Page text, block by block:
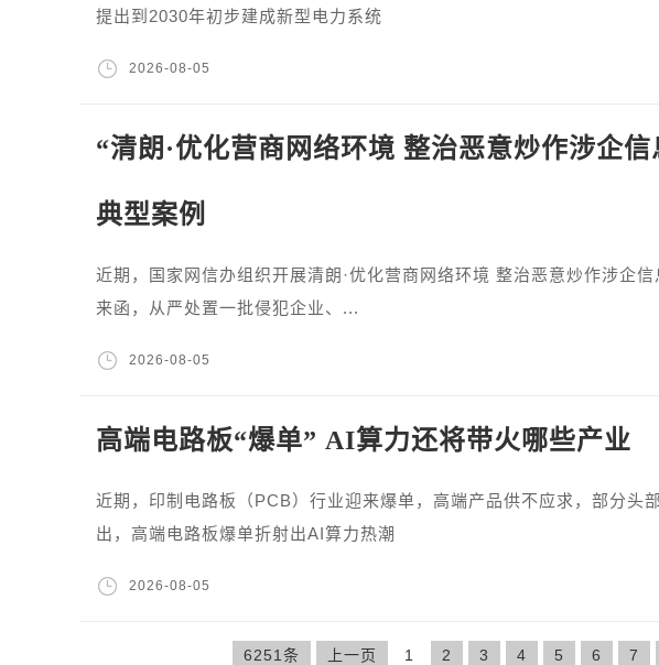
提出到2030年初步建成新型电力系统
2026-08-05
“清朗·优化营商网络环境 整治恶意炒作涉企
典型案例
近期，国家网信办组织开展清朗·优化营商网络环境 整治恶意炒作涉企
来函，从严处置一批侵犯企业、...
2026-08-05
高端电路板“爆单” AI算力还将带火哪些产业
近期，印制电路板（PCB）行业迎来爆单，高端产品供不应求，部分头
出，高端电路板爆单折射出AI算力热潮
2026-08-05
6251条 上一页 1 2 3 4 5 6 7